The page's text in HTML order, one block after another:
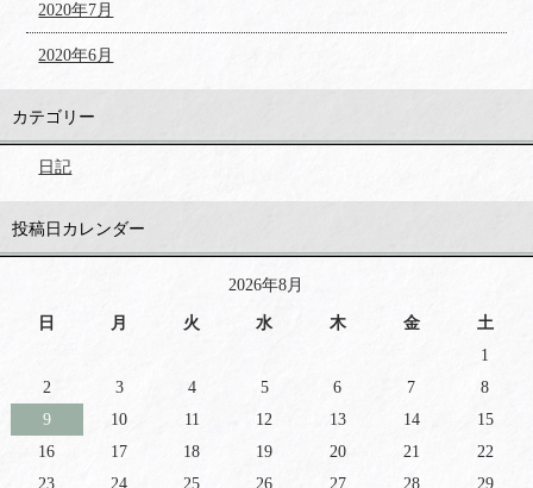
2020年7月
2020年6月
カテゴリー
日記
投稿日カレンダー
2026年8月
日 月 火 水 木 金
土
1
2
3 4 5 6 7
8
9
10 11 12 13 14
15
16
17 18 19 20 21
22
23
24 25 26 27 28 29